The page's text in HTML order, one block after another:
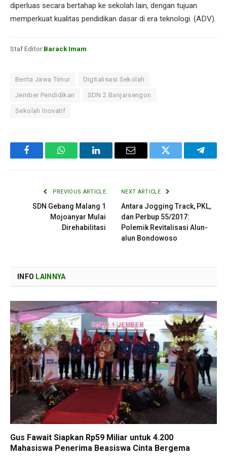
diperluas secara bertahap ke sekolah lain, dengan tujuan
memperkuat kualitas pendidikan dasar di era teknologi. (ADV).
Staf Editor:Barack Imam
Berita Jawa Timur Digitalisasi Sekolah
Jember Pendidikan SDN 2 Banjarsengon
Sekolah Inovatif
FacebookWhatsAppLinkedInEmail Twitter
PREVIOUS ARTICLE
SDN Gebang Malang 1
Mojoanyar Mulai
Direhabilitasi
NEXT ARTICLE
Antara Jogging Track, PKL,
dan Perbup 55/2017:
Polemik Revitalisasi Alun-
alun Bondowoso
INFO LAINNYA
Gus Fawait Siapkan Rp59 Miliar untuk 4.200
Mahasiswa Penerima Beasiswa Cinta Bergema